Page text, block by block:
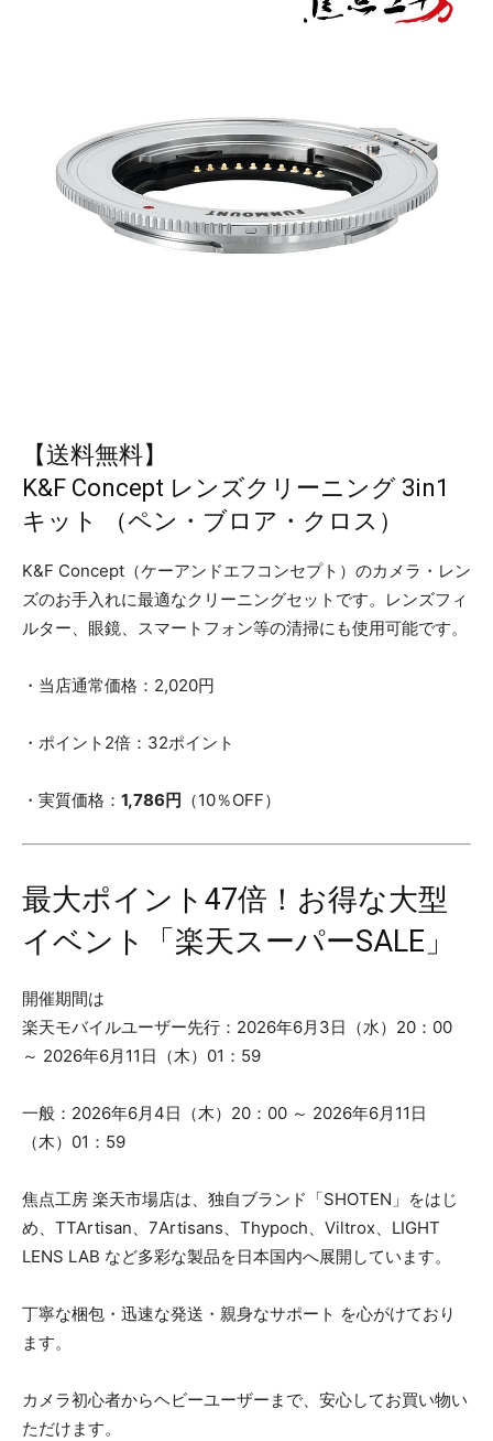
【送料無料】
K&F Concept レンズクリーニング 3in1
キット （ペン・ブロア・クロス）
K&F Concept（ケーアンドエフコンセプト）のカメラ・レン
ズのお手入れに最適なクリーニングセットです。レンズフィ
ルター、眼鏡、スマートフォン等の清掃にも使用可能です。
・当店通常価格：2,020円
・ポイント2倍：32ポイント
・実質価格： 1,786円 （10％OFF）
最大ポイント47倍！お得な大型
イベント「楽天スーパーSALE」
開催期間は
楽天モバイルユーザー先行：2026年6月3日（水）20：00
～ 2026年6月11日（木）01：59
一般：2026年6月4日（木）20：00 ～ 2026年6月11日
（木）01：59
焦点工房 楽天市場店は、独自ブランド「SHOTEN」をはじ
め、TTArtisan、7Artisans、Thypoch、Viltrox、LIGHT
LENS LAB など多彩な製品を日本国内へ展開しています。
丁寧な梱包・迅速な発送・親身なサポート を心がけており
ます。
カメラ初心者からヘビーユーザーまで、安心してお買い物い
ただけます。